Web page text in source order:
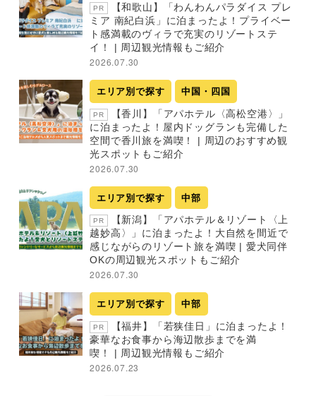
PR
【和歌山】「わんわんパラダイス プレ
ミア 南紀白浜」に泊まったよ！プライベー
ト感満載のヴィラで充実のリゾートステ
イ！ | 周辺観光情報もご紹介
2026.07.30
エリア別で探す 中国・四国
PR
【香川】「アパホテル〈高松空港〉」
に泊まったよ！屋内ドッグランも完備した
空間で香川旅を満喫！ | 周辺のおすすめ観
光スポットもご紹介
2026.07.30
エリア別で探す 中部
PR
【新潟】「アパホテル＆リゾート〈上
越妙高〉」に泊まったよ！大自然を間近で
感じながらのリゾート旅を満喫 | 愛犬同伴
OKの周辺観光スポットもご紹介
2026.07.30
エリア別で探す 中部
PR
【福井】「若狭佳日」に泊まったよ！
豪華なお食事から海辺散歩までを満
喫！ | 周辺観光情報もご紹介
2026.07.23